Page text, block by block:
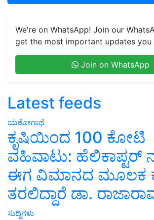
We're on WhatsApp! Join our
get the most important updates you
Join on WhatsApp
Latest feeds
ಯಶೋಗಾಥೆ
ಕೃಷಿಯಿಂದ 100 ಕೋಟಿ
ವಹಿವಾಟು: ಹೆಲಿಕಾಪ್ಟರ್
ಈಗ ವಿಮಾನದ ಮೂಲಕ
ತರಲಿದ್ದಾರೆ ಡಾ.
ಸುದ್ದಿಗಳು